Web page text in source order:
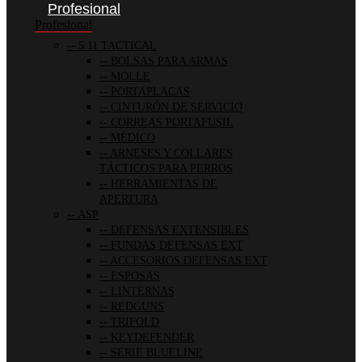
Profesional
Profesional
5.11 TACTICAL
BOLSAS PARA ARMAS
MOLLE
PORTAPLACAS
CINTURÓN DE SERVICIO
CORREAS PORTAFUSIL
MÉDICO
ARNESES Y COLLARES
TÁCTICOS PARA PERROS
HERRAMIENTAS DE
APERTURA
ASP
DEFENSAS EXTENSIBLES
FUNDAS DEFENSAS EXT
ACCESORIOS DEFENSAS EXT
ESPOSAS
LINTERNAS
REDGUNS
TRIFOLD
KEYDEFENDER
SERIE BLUELINE